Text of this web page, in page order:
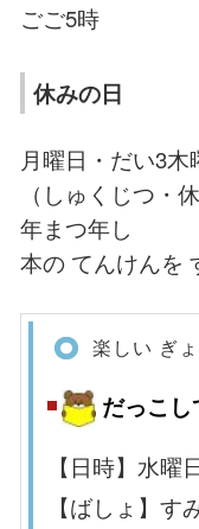
ごご5時
休みの日
月曜日・だい3木
（しゅくじつ・
年まつ年し
本の てんけんを
楽しい ぎ
だっこ
【日時】水
【ばしょ】す